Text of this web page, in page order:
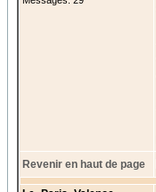
Revenir en haut de page